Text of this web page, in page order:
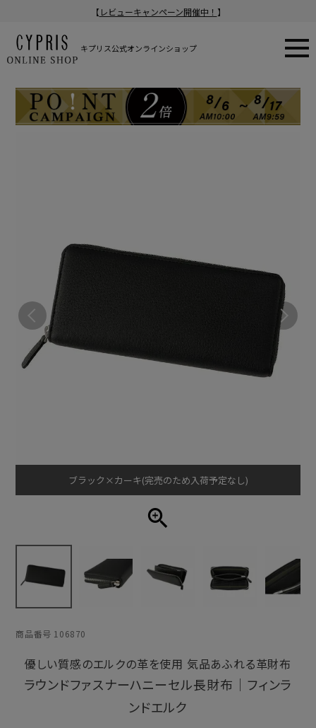
【 レビューキャンペーン開催中！ 】
キプリス公式オンラインショップ
ブラック×カーキ(完売のため入荷予定なし)
商品番号 106870
優しい質感のエルクの革を使用 気品あふれる革財布
ラウンドファスナーハニーセル長財布｜フィンラ
ンドエルク